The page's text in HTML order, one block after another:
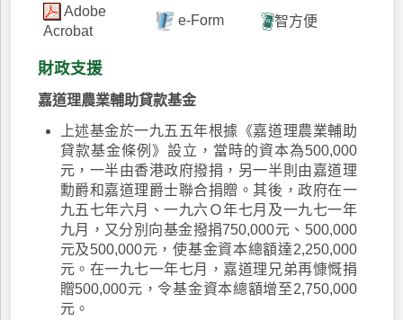
Adobe
Acrobat
e-Form 智方便
財政支援
嘉道理農業輔助貸款基金
上述基金於一九五五年根據《嘉道理農業輔助
貸款基金條例》設立，當時的資本為500,000
元，一半由香港政府撥捐，另一半則由嘉道理
勳爵和嘉道理爵士聯合捐贈。其後，政府在一
九五七年六月、一九六Ｏ年七月及一九七一年
九月，又分別向基金撥捐750,000元、500,000
元及500,000元，使基金資本總額達2,250,000
元。在一九七一年七月，嘉道理兄弟再慷慨捐
贈500,000元，令基金資本總額增至2,750,000
元。